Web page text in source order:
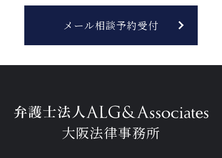
メール相談予約受付
大阪法律事務所